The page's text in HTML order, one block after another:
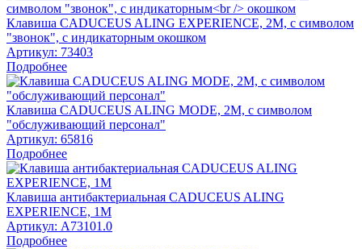
Клавиша CADUCEUS ALING EXPERIENCE, 2М, с символом
"звонок", с индикаторным окошком
Артикул: 73403
Подробнее
Клавиша CADUCEUS ALING MODE, 2М, с символом
"обслуживающий персонал"
Артикул: 65816
Подробнее
Клавиша антибактериальная CADUCEUS ALING
EXPERIENCE, 1М
Артикул: A73101.0
Подробнее